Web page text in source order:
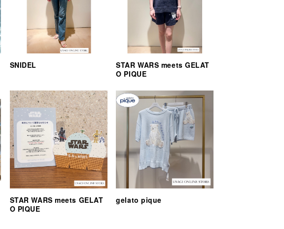
SNIDEL
STAR WARS meets GELAT
O PIQUE
STAR WARS meets GELAT
O PIQUE
gelato pique